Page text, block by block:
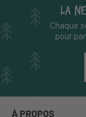
LA
Chaque
pour
À PROPOS